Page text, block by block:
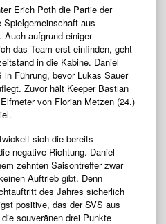
Erich Poth die Partie der
aus
Auch aufgrund einiger
das Team erst einfinden, geht
in die Kabine. Daniel
Führung, bevor Lukas Sauer
Zuvor hält Keeper Bastian
von Florian Metzen (24.)
sich die bereits
negative Richtung. Daniel
zehnten Saisontreffer zwar
Auftrieb gibt. Denn
des Jahres sicherlich
positive, das der SVS aus
souveränen drei Punkte